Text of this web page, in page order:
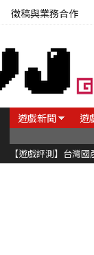
徵稿與業務合作
遊戲新聞 遊
【遊戲評測】台灣